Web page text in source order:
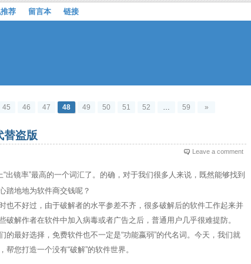
荐 留言本 链接
45 46 47 48 49 50 51 52 … 59 »
替盗版
Leave a comment
“出镜率”最高的一个词汇了。的确，对于我们很多人来说，既然能够找到
踏地地为软件商交钱呢？
好过，由于破解者的水平参差不齐，很多破解后的软件工作起来并
破解作者在软件中加入病毒或者广告之后，普通用户几乎很难提防。
好选择，免费软件也不一定是“功能嬴弱”的代名词。今天，我们就
您打造一个没有“破解”的软件世界。